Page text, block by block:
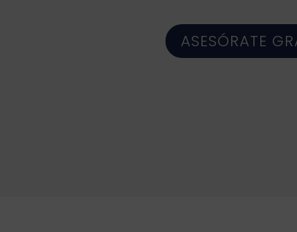
ASESÓRATE